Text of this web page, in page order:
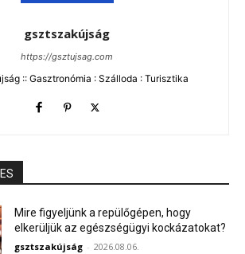
gsztszakújság
https://gsztujsag.com
:: Gasztronómia : Szálloda : Turisztika
Mire figyeljünk a repülőgépen, hogy
elkerüljük az egészségügyi kockázatokat?
gsztszakújság - 2026.08.06.